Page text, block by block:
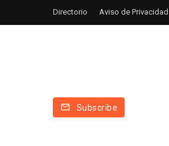
Directorio Aviso de Privacidad
Subscribe